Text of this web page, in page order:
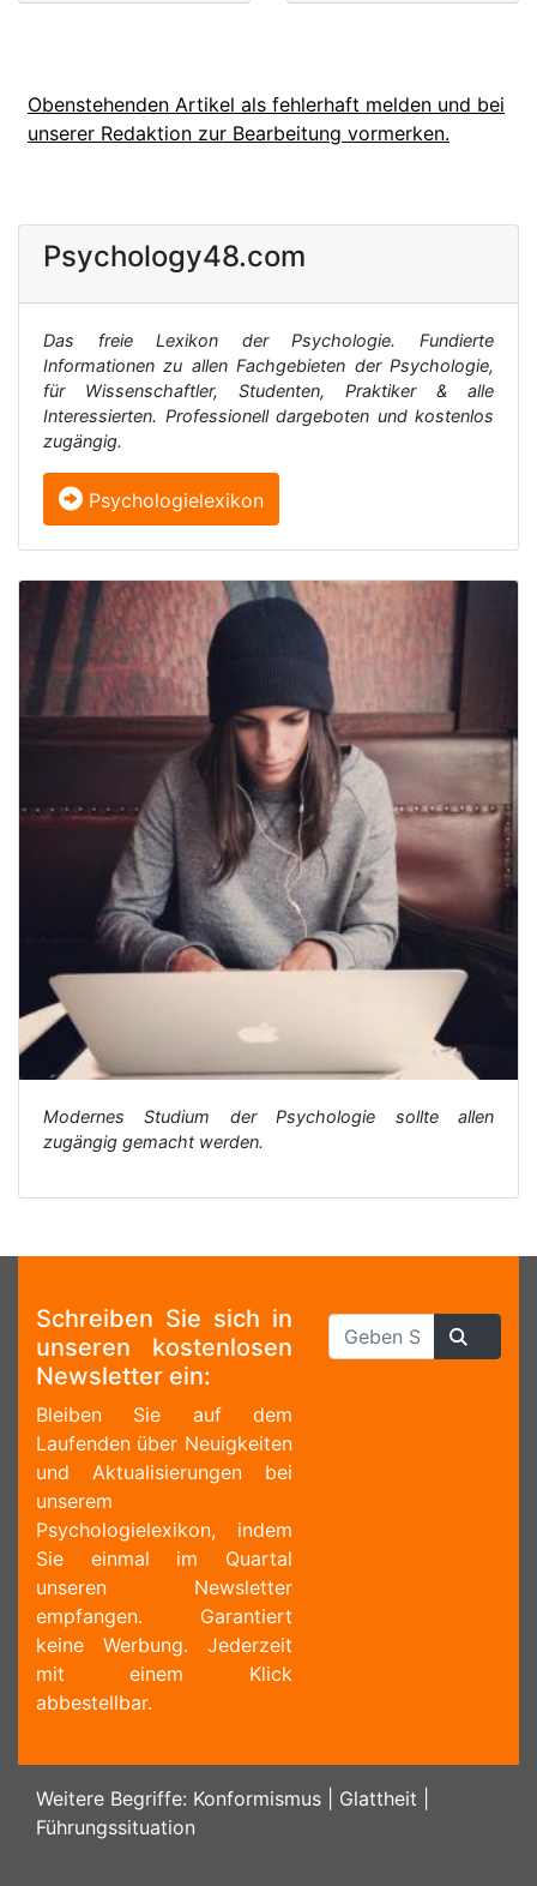
Obenstehenden Artikel als fehlerhaft melden und bei
unserer Redaktion zur Bearbeitung vormerken.
Psychology48.com
Das freie Lexikon der Psychologie. Fundierte
Informationen zu allen Fachgebieten der Psychologie,
für Wissenschaftler, Studenten, Praktiker & alle
Interessierten. Professionell dargeboten und kostenlos
zugängig.
Psychologielexikon
Modernes Studium der Psychologie sollte allen
zugängig gemacht werden.
Schreiben Sie sich in
unseren kostenlosen
Newsletter ein:
Bleiben Sie auf dem
Laufenden über Neuigkeiten
und Aktualisierungen bei
unserem
Psychologielexikon, indem
Sie einmal im Quartal
unseren Newsletter
empfangen. Garantiert
keine Werbung. Jederzeit
mit einem Klick
abbestellbar.
Weitere Begriffe: Konformismus Glattheit
Führungssituation